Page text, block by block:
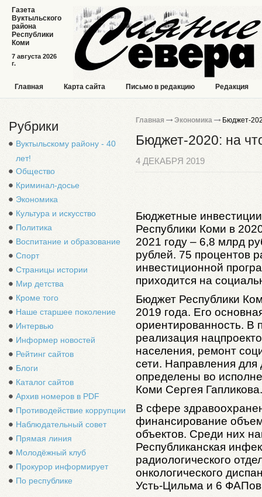
7 августа 2026
г.
Газета
Вуктыльского
района
Республики
Коми
Главная Карта сайта Письмо в редакцию Редакция
Рубрики
Вуктыльскому району - 40
лет!
Общество
Криминал-досье
Экономика
Культура и искусство
Политика
Воспитание и образование
Спорт
Страницы истории
Мир детства
Кроме того
Наше старшее поколение
Интервью
Информер новостей
Рейтинг сайтов
Блоги
Каталог сайтов
Архив номеров в PDF
Противодействие коррупции
Наблюдательный совет
Прямая линия
Молодёжный клуб
Прокурор информирует
По республике
Главная Экономика Бюджет-
Бюджет-2020: на
4 ДЕКАБРЯ 2019
Бюджетные
Республики Коми в
2021 году – 6,8 млрд
рублей. 75 процентов
инвестиционной
приходится на
Бюджет Республики
2019 года. Его
ориентированность. В
реализация
населения, ремонт
сети. Направления
определены во
Коми Сергея Гапликова.
В сфере
финансирование
объектов. Среди них
Республиканская
радиологического
онкологического
Усть-Цильма и 6